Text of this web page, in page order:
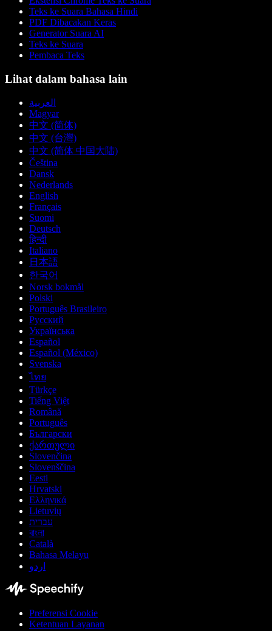
Teks ke Suara Bahasa Hindi
PDF Dibacakan Keras
Generator Suara AI
Teks ke Suara
Pembaca Teks
Lihat dalam bahasa lain
العربية
Magyar
中文 (简体)
中文 (台灣)
中文 (简体 中国大陆)
Čeština
Dansk
Nederlands
English
Français
Suomi
Deutsch
हिन्दी
Italiano
日本語
한국어
Norsk bokmål
Polski
Português Brasileiro
Русский
Українська
Español
Español (México)
Svenska
ไทย
Türkçe
Tiếng Việt
Română
Português
Български
ქართული
Slovenčina
Slovenščina
Eesti
Hrvatski
Ελληνικά
Lietuvių
עברית
বাংলা
Català
Bahasa Melayu
اردو
Preferensi Cookie
Ketentuan Layanan